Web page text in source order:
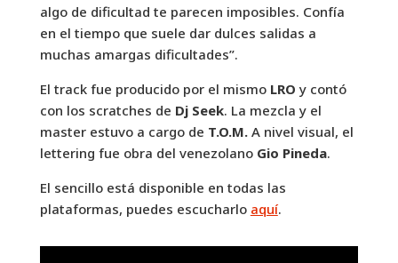
algo de dificultad te parecen imposibles. Confía
en el tiempo que suele dar dulces salidas a
muchas amargas dificultades”.
El track fue producido por el mismo LRO y contó
con los scratches de Dj Seek. La mezcla y el
master estuvo a cargo de T.O.M. A nivel visual, el
lettering fue obra del venezolano Gio Pineda.
El sencillo está disponible en todas las
plataformas, puedes escucharlo aquí.